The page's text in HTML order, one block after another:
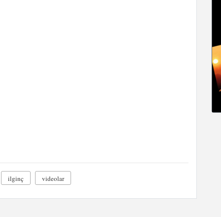
ilginç videolar